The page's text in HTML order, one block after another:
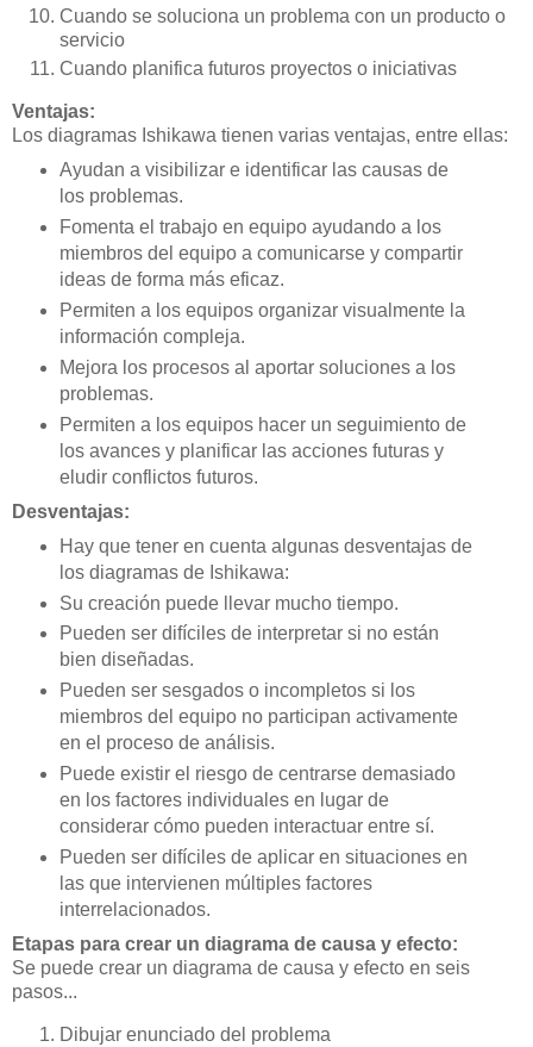
Cuando se soluciona un problema con un producto o
servicio
Cuando planifica futuros proyectos o iniciativas
Ventajas:
Los diagramas Ishikawa tienen varias ventajas, entre ellas:
Ayudan a visibilizar e identificar las causas de
los problemas.
Fomenta el trabajo en equipo ayudando a los
miembros del equipo a comunicarse y compartir
ideas de forma más eficaz.
Permiten a los equipos organizar visualmente la
información compleja.
Mejora los procesos al aportar soluciones a los
problemas.
Permiten a los equipos hacer un seguimiento de
los avances y planificar las acciones futuras y
eludir conflictos futuros.
Desventajas:
Hay que tener en cuenta algunas desventajas de
los diagramas de Ishikawa:
Su creación puede llevar mucho tiempo.
Pueden ser difíciles de interpretar si no están
bien diseñadas.
Pueden ser sesgados o incompletos si los
miembros del equipo no participan activamente
en el proceso de análisis.
Puede existir el riesgo de centrarse demasiado
en los factores individuales en lugar de
considerar cómo pueden interactuar entre sí.
Pueden ser difíciles de aplicar en situaciones en
las que intervienen múltiples factores
interrelacionados.
Etapas para crear un diagrama de causa y efecto:
Se puede crear un diagrama de causa y efecto en seis
pasos...
Dibujar enunciado del problema